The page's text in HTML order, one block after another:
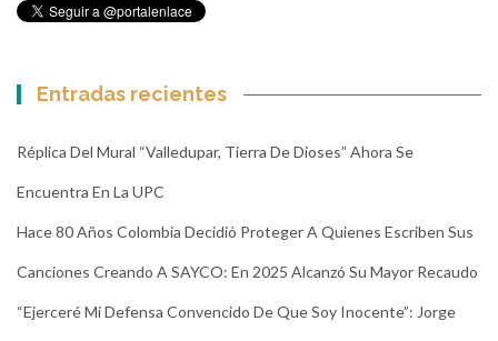
Entradas recientes
Réplica Del Mural “Valledupar, Tierra De Dioses” Ahora Se
Encuentra En La UPC
Hace 80 Años Colombia Decidió Proteger A Quienes Escriben Sus
Canciones Creando A SAYCO: En 2025 Alcanzó Su Mayor Recaudo
“Ejerceré Mi Defensa Convencido De Que Soy Inocente”: Jorge